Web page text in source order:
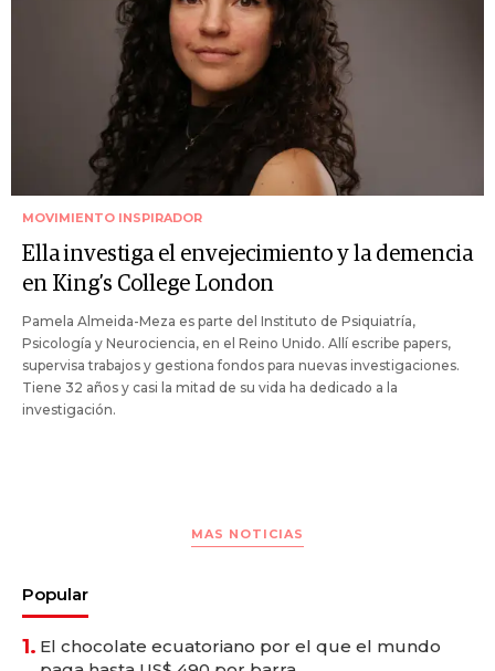
MOVIMIENTO INSPIRADOR
Ella investiga el envejecimiento y la demencia
en King’s College London
Pamela Almeida-Meza es parte del Instituto de Psiquiatría,
Psicología y Neurociencia, en el Reino Unido. Allí escribe papers,
supervisa trabajos y gestiona fondos para nuevas investigaciones.
Tiene 32 años y casi la mitad de su vida ha dedicado a la
investigación.
MAS NOTICIAS
Popular
1. El chocolate ecuatoriano por el que el mundo